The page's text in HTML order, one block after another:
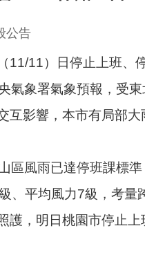
公告
11/11）日停止上班、
氣象署氣象預報，受東
互影響，本市有局部大
區風雨已達停班課標準
、平均風力7級，考量
護，明日桃園市停止上